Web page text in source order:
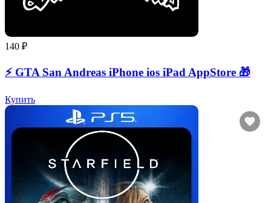
140 ₽
⚡️ GTA San Andreas iPhone ios iPad AppStore 🎁
Купить